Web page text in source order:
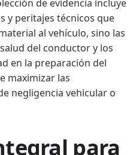
de evidencia incluye
y peritajes técnicos que
al vehículo, sino las
del conductor y los
en la preparación del
maximizar las
negligencia vehicular o
para